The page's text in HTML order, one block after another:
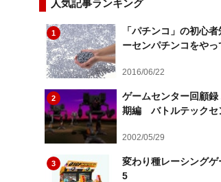
人気記事ランキング
1
「パチンコ」の初心
ーセンパチンコをやっ
2016/06/22
2
ゲームセンター回顧録
期編 バトルテックセ
2002/05/29
3
変わり種レーシング
5